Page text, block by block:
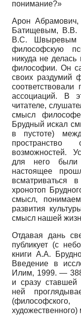
понимание?»
Арон
Батищевым, В.В.
В.С. Швыревым
философскую
никуда не делась
философии. Он
своих раздумий
ассоциаций. В
читателе,
смысл
Брудный искал
в пустоте)
возможностей.
для него были
настоящее
всматриваться
хронотоп
смысл,
развития
смысл нашей
Отдавая дань
публикует (с
книги А.А.
Введение в
Илим, 1999. —
и сразу ставшей
ней